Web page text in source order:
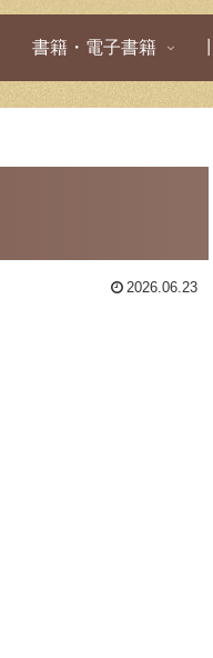
書籍・電子書籍
2026.06.23